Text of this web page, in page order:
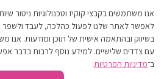
המועצה
אגפי המועצה
הצהרת נגישות
אנו משתמשים בקבצי קוקיז וטכנולוגיות ניטור
לאפשר לאתר שלנו לפעול כהלכה, לעבד
בשיווק ובהתאמה אישית של תוכן ומודעות. אנו
עם צדדים שלישיים. למידע נוסף לרבות בדבר
ב־מדיניות הפרטיות.